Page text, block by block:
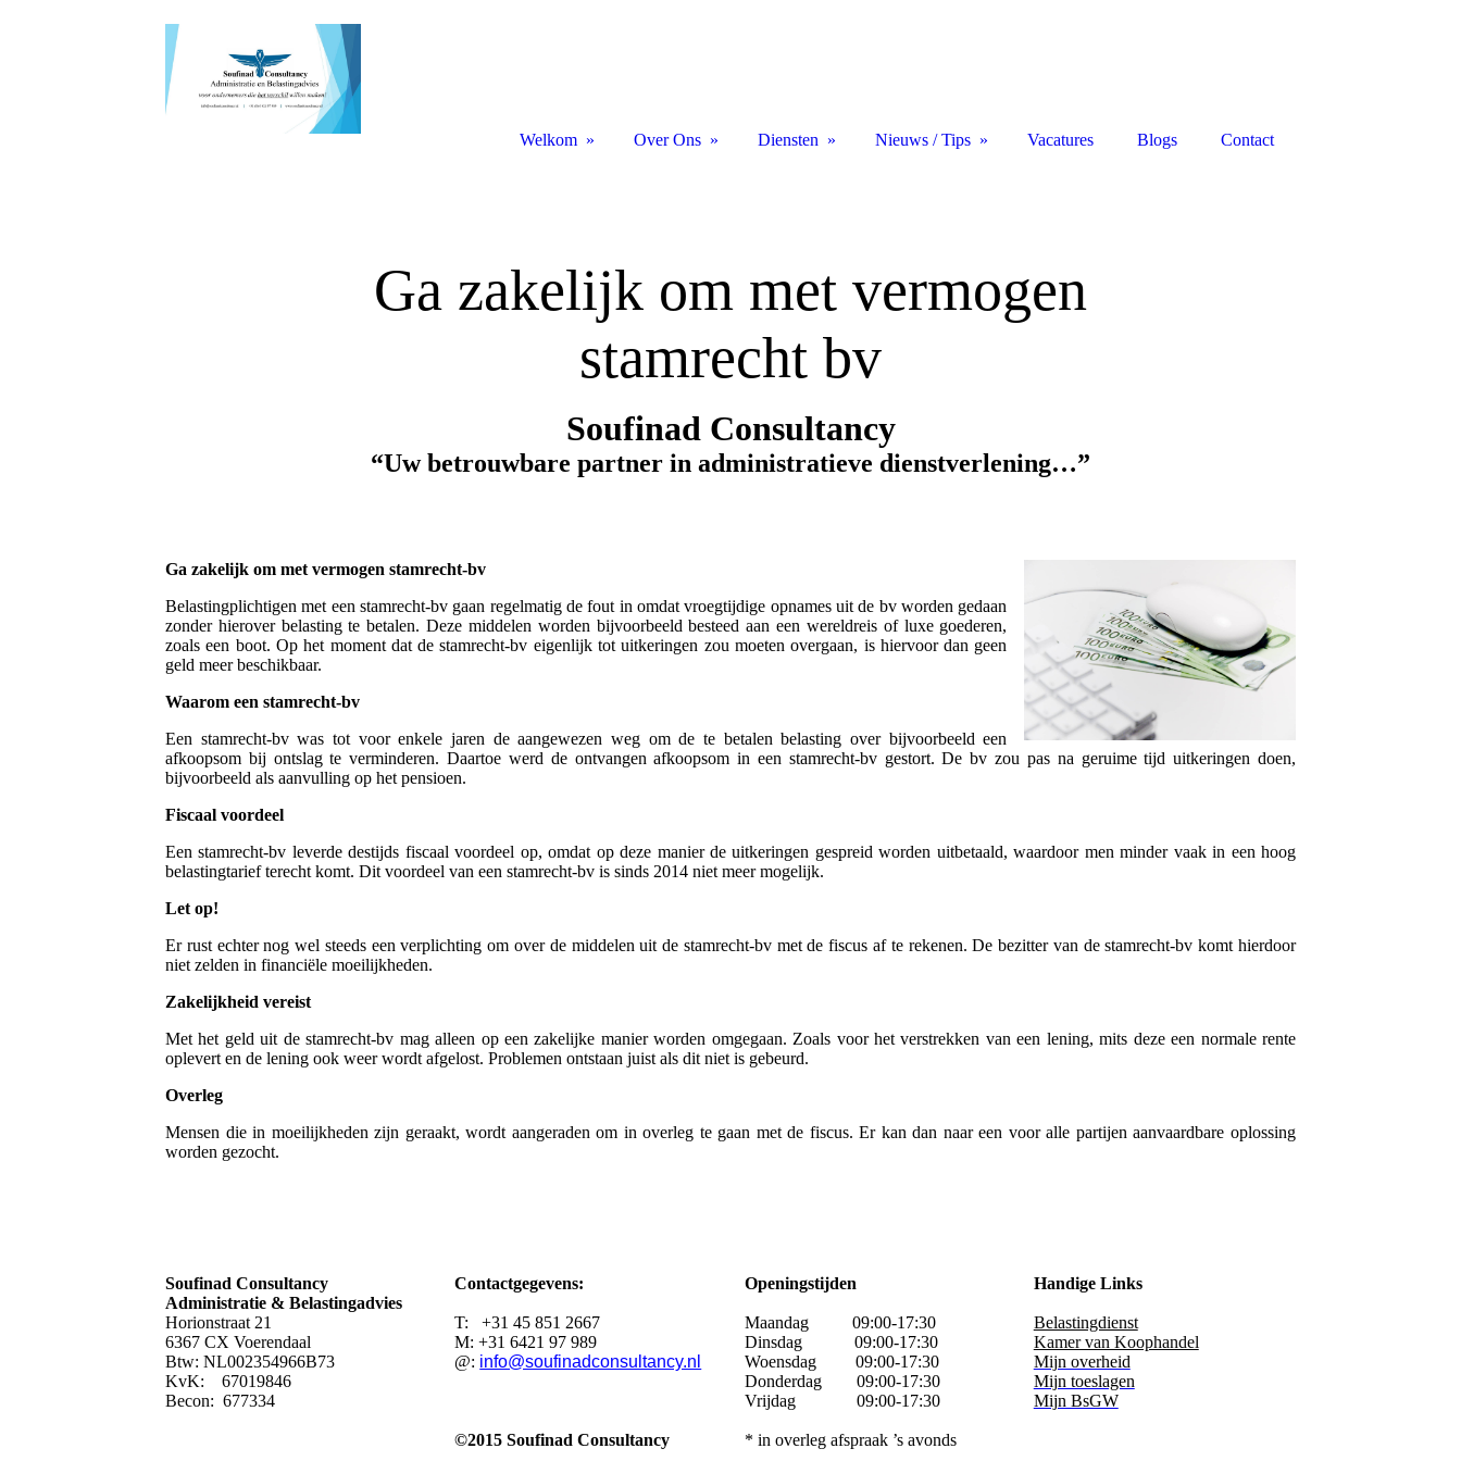
Ga zakelijk om met vermogen
stamrecht bv
Soufinad Consultancy
“Uw betrouwbare partner in administratieve dienstverlening…”
Ga zakelijk om met vermogen stamrecht-bv
Belastingplichtigen met een stamrecht-bv gaan regelmatig de fout in omdat vroegtijdige opnames uit de bv worden gedaan
zonder hierover belasting te betalen. Deze middelen worden bijvoorbeeld besteed aan een wereldreis of luxe goederen,
zoals een boot. Op het moment dat de stamrecht-bv eigenlijk tot uitkeringen zou moeten overgaan, is hiervoor dan geen
geld meer beschikbaar.
Waarom een stamrecht-bv
Een stamrecht-bv was tot voor enkele jaren de aangewezen weg om de te betalen belasting over bijvoorbeeld een
afkoopsom bij ontslag te verminderen. Daartoe werd de ontvangen afkoopsom in een stamrecht-bv gestort. De bv zou pas na geruime tijd uitkeringen doen,
bijvoorbeeld als aanvulling op het pensioen.
Fiscaal voordeel
Een stamrecht-bv leverde destijds fiscaal voordeel op, omdat op deze manier de uitkeringen gespreid worden uitbetaald, waardoor men minder vaak in een hoog
belastingtarief terecht komt. Dit voordeel van een stamrecht-bv is sinds 2014 niet meer mogelijk.
Let op!
Er rust echter nog wel steeds een verplichting om over de middelen uit de stamrecht-bv met de fiscus af te rekenen. De bezitter van de stamrecht-bv komt hierdoor
niet zelden in financiële moeilijkheden.
Zakelijkheid vereist
Met het geld uit de stamrecht-bv mag alleen op een zakelijke manier worden omgegaan. Zoals voor het verstrekken van een lening, mits deze een normale rente
oplevert en de lening ook weer wordt afgelost. Problemen ontstaan juist als dit niet is gebeurd.
Overleg
Mensen die in moeilijkheden zijn geraakt, wordt aangeraden om in overleg te gaan met de fiscus. Er kan dan naar een voor alle partijen aanvaardbare oplossing
worden gezocht.
Soufinad Consultancy
Administratie & Belastingadvies
Horionstraat 21
6367 CX Voerendaal
Btw: NL002354966B73
KvK: 67019846
Becon: 677334
Contactgegevens:
T: +31 45 851 2667
M: +31 6421 97 989
@: info@soufinadconsultancy.nl
©2015Soufinad Consultancy
Openingstijden
Maandag 09:00-17:30
Dinsdag 09:00-17:30
Woensdag 09:00-17:30
Donderdag 09:00-17:30
Vrijdag 09:00-17:30
* in overleg afspraak ’s avonds
Handige Links
Belastingdienst
Kamer van Koophandel
Mijn overheid
Mijn toeslagen
Mijn BsGW
Welkom Over Ons Diensten Nieuws / Tips Vacatures Blogs Contact